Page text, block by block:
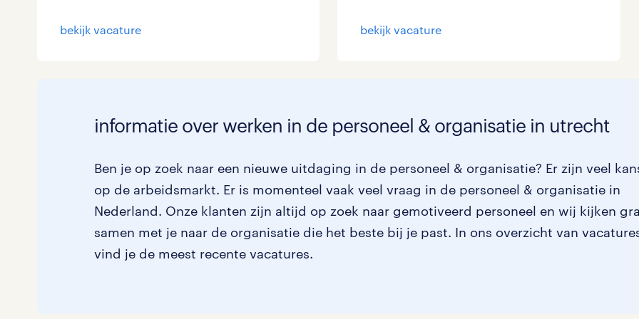
bekijk vacature bekijk vacature
informatie over werken in de personeel & organisatie in utrecht
Ben je op zoek naar een nieuwe uitdaging in de personeel & organisatie? Er zijn veel
op de arbeidsmarkt. Er is momenteel vaak veel vraag in de personeel & organisatie in
Nederland. Onze klanten zijn altijd op zoek naar gemotiveerd personeel en wij kijken
samen met je naar de organisatie die het beste bij je past. In ons overzicht van
vind je de meest recente vacatures.